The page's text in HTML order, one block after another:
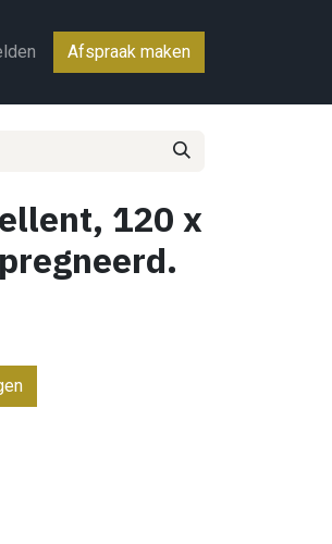
Afspraak maken
120 x